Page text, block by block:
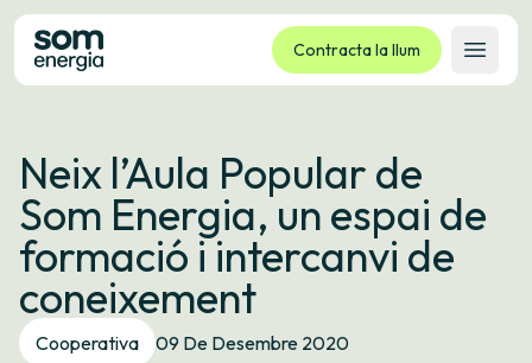
Contracta la llum
Obrir
Tarifes
Serveis
Empreses
La cooperativa
Contacte
Tràmits
Neix l’Aula Popular de
Som Energia, un espai de
formació i intercanvi de
coneixement
Cooperativa 09 De Desembre 2020